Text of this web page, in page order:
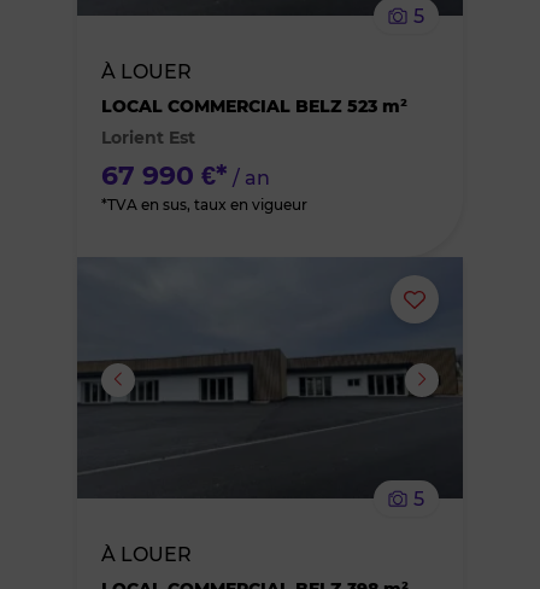
5
À LOUER
LOCAL COMMERCIAL BELZ 523 m²
Lorient Est
67 990 €* / an
*TVA en sus, taux en vigueur
Ajouter
ou
5
À LOUER